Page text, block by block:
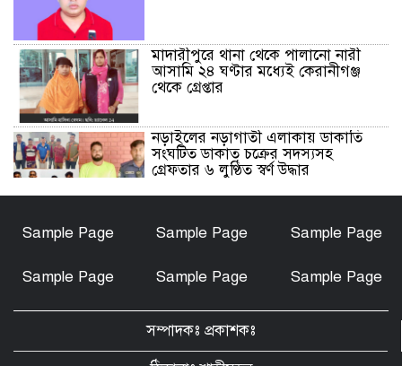
মাদারীপুরে থানা থেকে পালানো নারী
আসামি ২৪ ঘণ্টার মধ্যেই কেরানীগঞ্জ
থেকে গ্রেপ্তার
নড়াইলের নড়াগাতী এলাকায় ডাকাতি
সংঘটিত ডাকাত চক্রের সদস্যসহ
গ্রেফতার ৬ লুণ্ঠিত স্বর্ণ উদ্ধার
হত্যা মামলার আসামি আকাশ বিশ্বাস
আলী, বাহার আলী ও রেজাউলের জামিন
বাতিল ও ফাঁসির দাবিতে সাতক্ষীরায়
মানববন্ধন, পোস্টারিং
Sample Page Sample Page Sample Page
Sample Page Sample Page Sample Page
সম্পাদকঃ প্রকাশকঃ